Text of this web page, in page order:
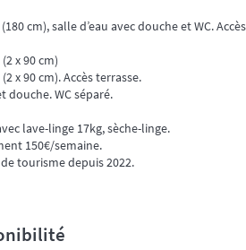
cm), salle d’eau avec douche et WC. Accès
x 90 cm)
x 90 cm). Accès terrasse.
douche. WC séparé.
lave-linge 17kg, sèche-linge.
150€/semaine.
tourisme depuis 2022.